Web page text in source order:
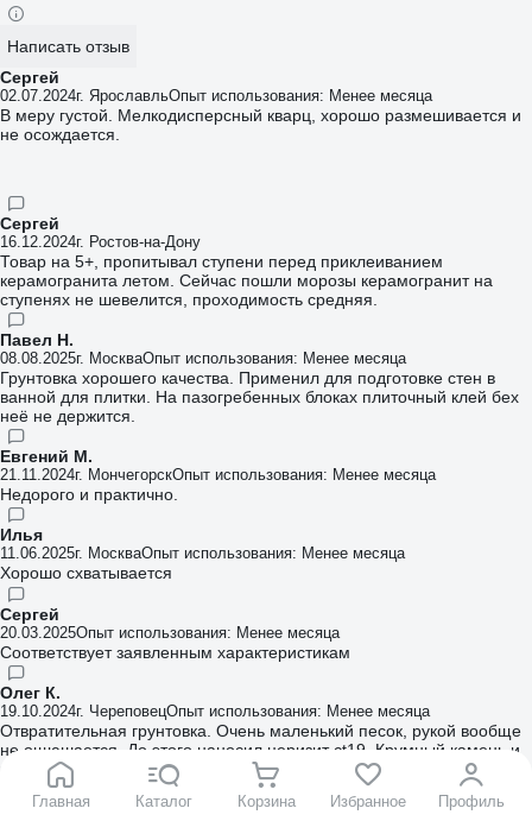
Главная Каталог Корзина Избранное Профиль
Написать отзыв
Сергей
02.07.2024г. ЯрославльОпыт использования: Менее месяца
В меру густой. Мелкодисперсный кварц, хорошо размешивается и
не осождается.
Сергей
16.12.2024г. Ростов-на-Дону
Товар на 5+, пропитывал ступени перед приклеиванием
керамогранита летом. Сейчас пошли морозы керамогранит на
ступенях не шевелится, проходимость средняя.
Павел Н.
08.08.2025г. МоскваОпыт использования: Менее месяца
Грунтовка хорошего качества. Применил для подготовке стен в
ванной для плитки. На пазогребенных блоках плиточный клей бех
неё не держится.
Евгений М.
21.11.2024г. МончегорскОпыт использования: Менее месяца
Недорого и практично.
Илья
11.06.2025г. МоскваОпыт использования: Менее месяца
Хорошо схватывается
Сергей
20.03.2025Опыт использования: Менее месяца
Соответствует заявленным характеристикам
Олег К.
19.10.2024г. ЧереповецОпыт использования: Менее месяца
Отвратительная грунтовка. Очень маленький песок, рукой вообще
не ощюшается. До этого наносил церизит ct19. Крумный камень и
видно где намазано. Это вообще шлак